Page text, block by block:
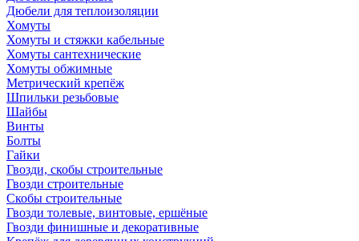
Дюбели для теплоизоляции
Хомуты
Хомуты и стяжки кабельные
Хомуты сантехнические
Хомуты обжимные
Метрический крепёж
Шпильки резьбовые
Шайбы
Винты
Болты
Гайки
Гвозди, скобы строительные
Гвозди строительные
Скобы строительные
Гвозди толевые, винтовые, ершёные
Гвозди финишные и декоративные